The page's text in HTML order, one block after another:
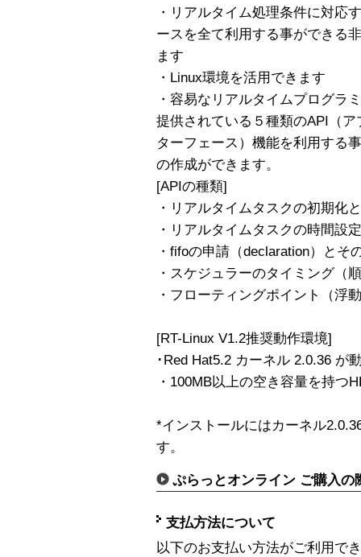
・リアルタイム処理条件に対応
ースを全て利用する事ができる
ます
・Linux環境を活用できます
・容易なリアルタイムプログラ
提供されている５種類のAPI（
ターフェース）機能を利用する
の作成ができます。
[APIの種類]
・リアルタイムタスクの初期化
・リアルタイムタスクの時間設
・fifoの申請（declaration）とそ
・スケジュラーのタイミング（
・フローティングポイント（浮
[RT-Linux V1.2推奨動作環境]
･Red Hat5.2 カーネル 2.0.36 が
・100MB以上の空き容量を持つ
*インストールにはカーネル
す。
ぷらっとオンライン ご購入の
支払方法について
以下のお支払い方法がご利用で